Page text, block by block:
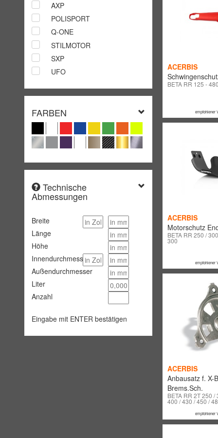
ZUBEHÖR
ÖL / PFLEGEPRODUKTE
AXP
POLISPORT
Q-ONE
STILMOTOR
SXP
UFO
FARBEN
Technische
Abmessungen
Breite
Länge
Höhe
Innendurchmesser
Außendurchmesser
Liter
Anzahl
Eingabe mit ENTER bestätigen
ACERBIS
BETA RR 125 - 480
empfohlener
ACERBIS
Motorschutz
BETA RR 250 /
300
empfohlener
ACERBIS
Anbausatz f. X-
Brems.Sch.
BETA RR 2T 250 /
400 / 430 / 450 /
empfohlener